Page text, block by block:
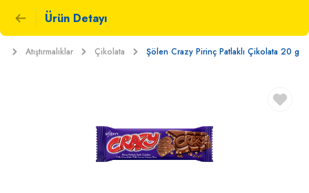
Ürün Detayı
Atıştırmalıklar Çikolata Şölen Crazy Pirinç Patlaklı Çikolata 20 g